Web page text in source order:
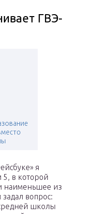
ГВЭ-
я
5, в которой
наименьшее из
вопрос:
школы